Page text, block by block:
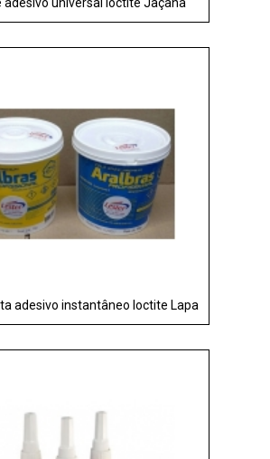
adesivo instantâneo loctite Lapa